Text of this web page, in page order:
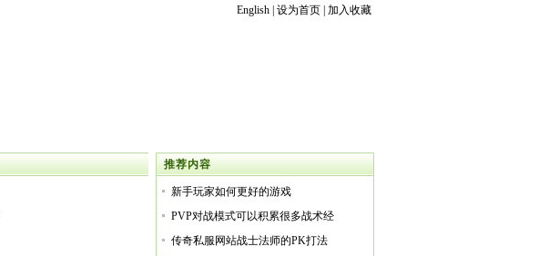
English| 设为首页| 加入收藏
推荐内容
新手玩家如何更好的游戏
PVP对战模式可以积累很多战术经
传奇私服网站战士法师的PK打法